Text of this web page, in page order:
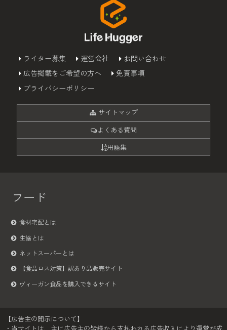
ライター募集 運営会社
お問い合わせ
広告掲載をご希望の方へ
免責事項
プライバシーポリシー
サイトマップ
よくある質問
用語集
フード
食材宅配とは
生協とは
ネットスーパーとは
【食品ロス対策】訳あり品販売サイト
ヴィーガン食品を購入できるサイト
【広告主の開示について】